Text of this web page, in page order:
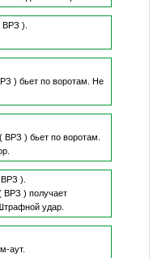
ВРЗ ).
) бьет по воротам.
Не
ВРЗ ) бьет по воротам.
).
ВРЗ ) получает
Штрафной удар.
аут.